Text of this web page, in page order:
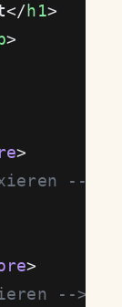
h1>
>
>
-->
>
-->